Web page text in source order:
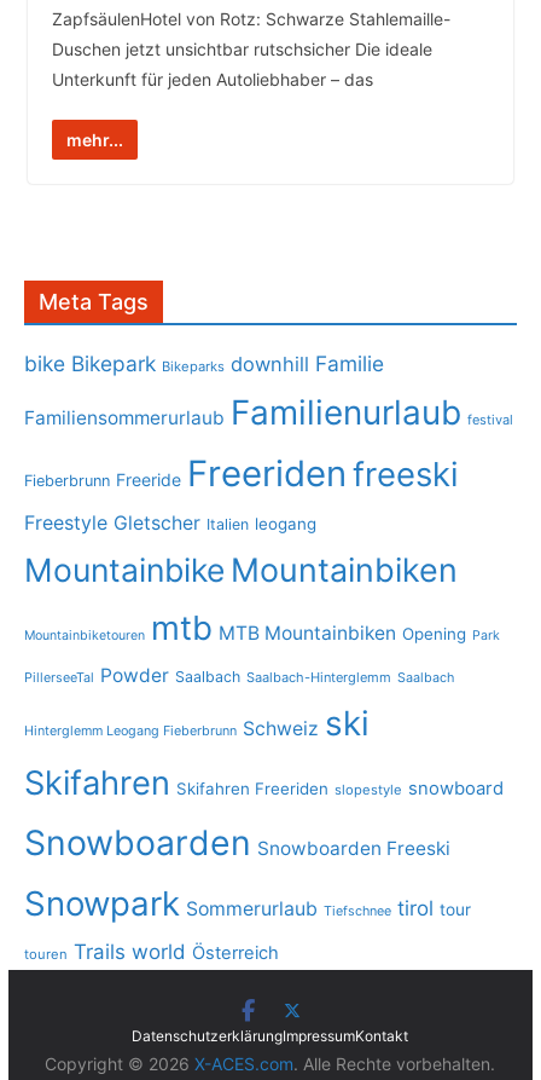
ZapfsäulenHotel von Rotz: Schwarze Stahlemaille-
Duschen jetzt unsichtbar rutschsicher Die ideale
Unterkunft für jeden Autoliebhaber – das
mehr...
Meta Tags
bike Bikepark Bikeparks downhill Familie
Familiensommerurlaub Familienurlaub festival
Fieberbrunn Freeride Freeriden freeski
Freestyle Gletscher Italien leogang
Mountainbike Mountainbiken
Mountainbiketouren mtb MTB Mountainbiken Opening Park
PillerseeTal Powder Saalbach Saalbach-Hinterglemm Saalbach
Hinterglemm Leogang Fieberbrunn Schweiz ski
Skifahren Skifahren Freeriden slopestyle snowboard
Snowboarden Snowboarden Freeski
Snowpark Sommerurlaub Tiefschnee tirol tour
touren Trails world Österreich
DatenschutzerklärungImpressumKontakt
Copyright © 2026X-ACES.com. Alle Rechte vorbehalten.